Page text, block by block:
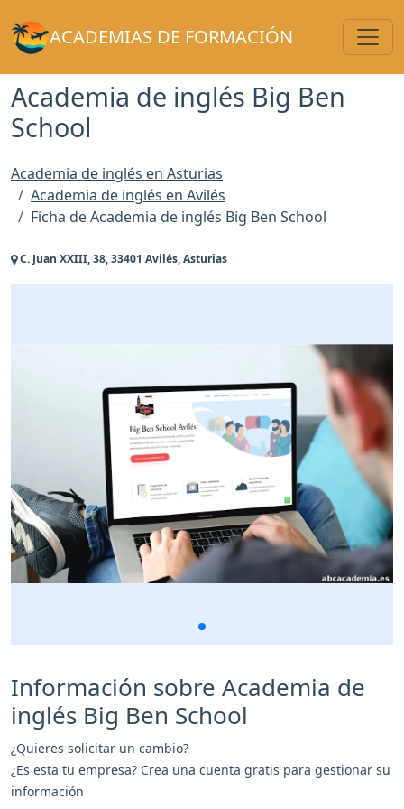
ACADEMIAS DE FORMACIÓN
Academia de inglés Big Ben
School
Academia de inglés en Asturias
Academia de inglés en Avilés
Ficha de Academia de inglés Big Ben School
C. Juan XXIII, 38, 33401 Avilés, Asturias
Información sobre Academia de
inglés Big Ben School
¿Quieres solicitar un cambio?
¿Es esta tu empresa? Crea una cuenta gratis para gestionar su
información